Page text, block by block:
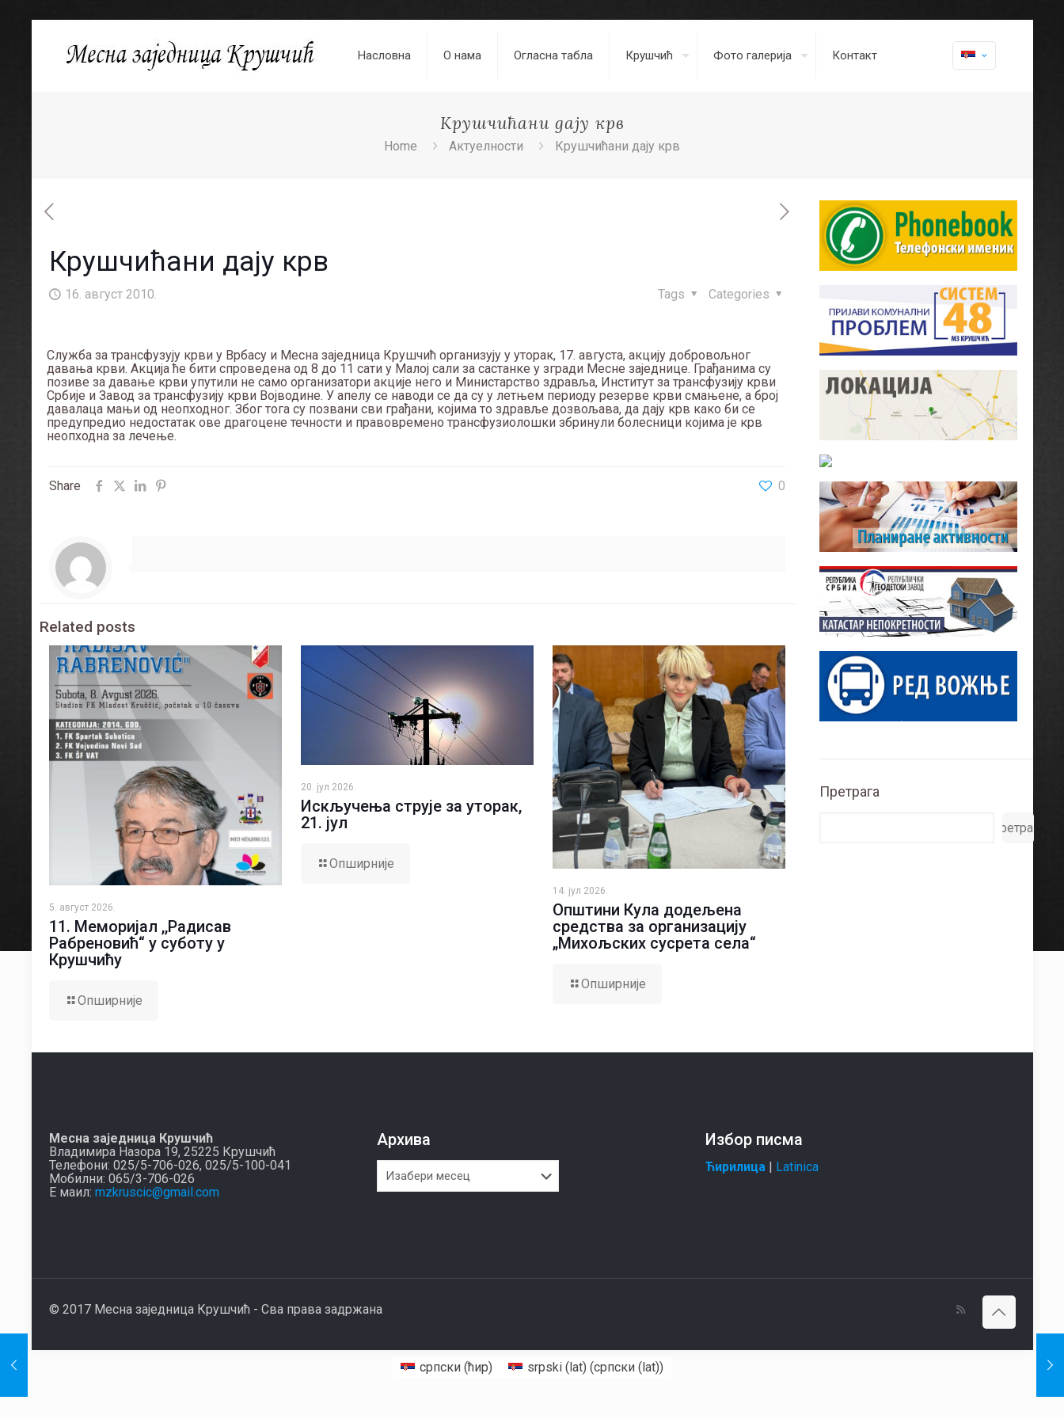
Насловна О нама Огласна табла Крушчић Фото галерија Контакт
Крушчићани дају крв
Home Актуелности Крушчићани дају крв
Крушчићани дају крв
16. август 2010. Categories
Tags
Служба за трансфузују крви у Врбасу и Месна заједница Крушчић организују у уторак, 17. августа, акцију добровољног
давања крви. Акција ће бити спроведена од 8 до 11 сати у Малој сали за састанке у згради Месне заједнице. Грађанима су
позиве за давање крви упутили не само организатори акције него и Министарство здравља, Институт за трансфузију крви
Србије и Завод за трансфузију крви Војводине. У апелу се наводи се да су у летњем периоду резерве крви смањене, а број
давалаца мањи од неопходног. Због тога су позвани сви грађани, којима то здравље дозвољава, да дају крв како би се
предупредио недостатак ове драгоцене течности и правовремено трансфузиолошки збринули болесници којима је крв
неопходна за лечење.
Share 0
Related posts
5. август 2026.
11. Меморијал ,,Радисав
Рабреновић“ у суботу у
Крушчићу
Опширније
20. јул 2026.
Искључења струје за уторак,
21. јул
Опширније
14. јул 2026.
Општини Кула додељена
средства за организацију
„Михољских сусрета села“
Опширније
Претрага
Претрага
Месна заједница Крушчић
Владимира Назора 19, 25225 Крушчић
Телефони: 025/5-706-026, 025/5-100-041
Мобилни: 065/3-706-026
Е маил: mzkruscic@gmail.com
Архива Избор писма
Ћирилица Latinica
© 2017 Месна заједница Крушчић - Сва права задржана
српски (ћир) srpski (lat) (српски (lat))